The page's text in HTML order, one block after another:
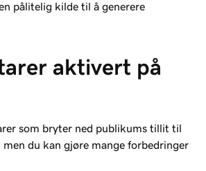
pålitelig kilde til å generere
aktivert på
som bryter ned publikums tillit til
du kan gjøre mange forbedringer